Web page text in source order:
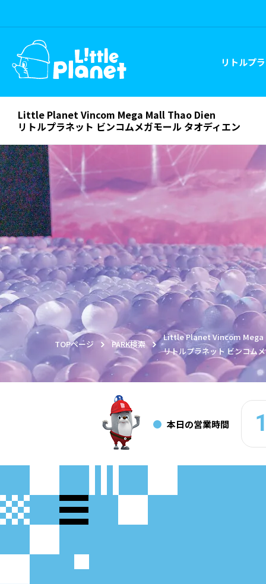
リトルプ
Little Planet Vincom Mega Mall Thao Dien
リトルプラネット ビンコムメガモール タオディエン
TOPページ PARK検索
Little Planet Vincom Mega
リトルプラネット ビンコム
本日の営業時間